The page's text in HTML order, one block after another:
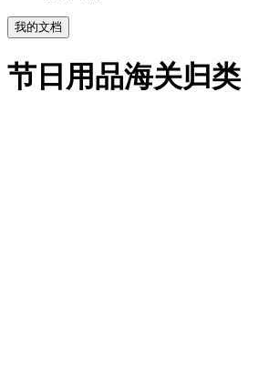
我的文档
节日用品海关归类